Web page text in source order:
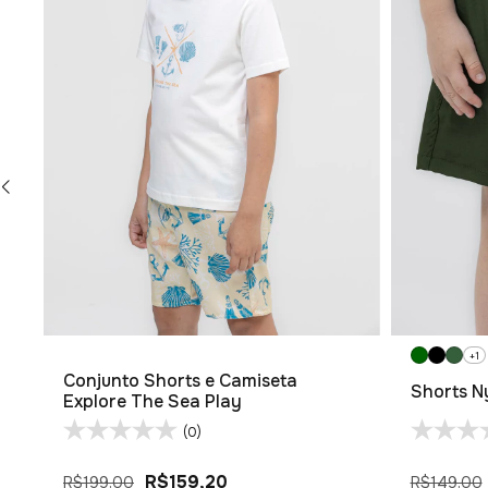
Conjunto Shorts e Camiseta
Explore The Sea Play
(0)
R$199,00 R$159,20
+1
Shorts
R$149,00